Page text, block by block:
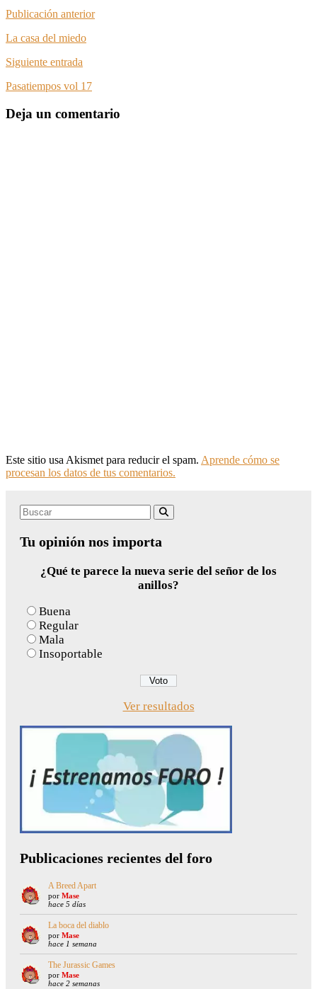
Publicación anterior
La casa del miedo
Siguiente entrada
Pasatiempos vol 17
Deja un comentario
Este sitio usa Akismet para reducir el spam. Aprende cómo se
procesan los datos de tus comentarios.
Search
Tu opinión nos importa
¿Qué te parece la nueva serie del señor de los
anillos?
Buena
Regular
Mala
Insoportable
Ver resultados
Publicaciones recientes del foro
A Breed Apart
por Mase
hace 5 días
La boca del diablo
por Mase
hace 1 semana
The Jurassic Games
por Mase
hace 2 semanas